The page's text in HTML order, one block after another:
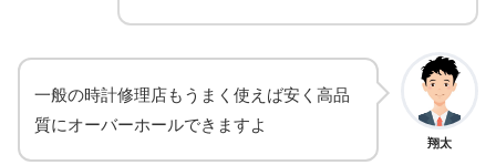
翔太
一般の時計修理店もうまく使えば安く高品
質にオーバーホールできますよ